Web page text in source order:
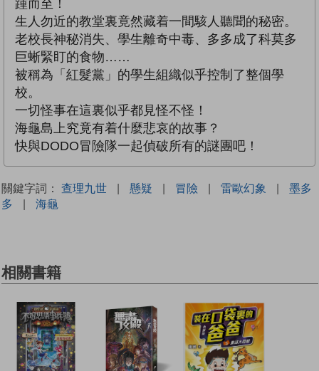
踵而至！
生人勿近的教堂裏竟然藏着一間駭人聽聞的秘密。
老校長神秘消失、學生離奇中毒、多多成了科莫多
巨蜥緊盯的食物……
被稱為「紅髮黨」的學生組織似乎控制了整個學
校。
一切怪事在這裏似乎都見怪不怪！
海龜島上究竟有着什麼悲哀的故事？
快與DODO冒險隊一起偵破所有的謎團吧！
關鍵字詞： 查理九世 | 懸疑 | 冒險 | 雷歐幻象 |
墨多
多
| 海龜
相關書籍